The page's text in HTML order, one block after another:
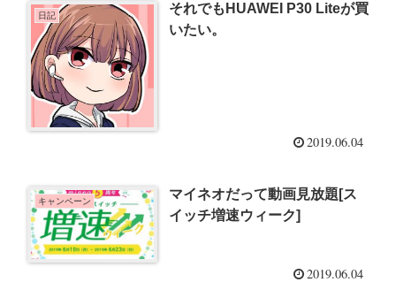
日記
それでもHUAWEI P30 Liteが買
いたい。
2019.06.04
キャンペーン
マイネオだって動画見放題[ス
イッチ増速ウィーク]
2019.06.04